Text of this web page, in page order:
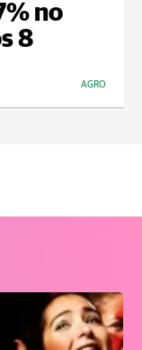
no
8
AGRO